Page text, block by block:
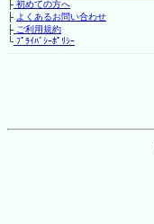
├初めての方へ
├ よくあるお問い合わせ
├ご利用規約
└ﾌﾟﾗｲﾊﾞｼｰﾎﾟﾘｼｰ